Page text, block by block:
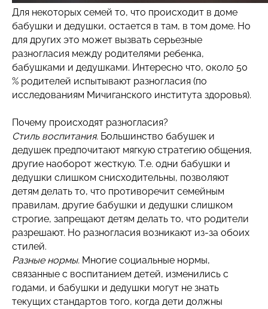
Для некоторых семей то, что происходит в доме
бабушки и дедушки, остается в там, в том доме. Но
для других это может вызвать серьезные
разногласия между родителями ребенка,
бабушками и дедушками. Интересно что, около 50
% родителей испытывают разногласия (по
исследованиям Мичиганского института здоровья).
Почему происходят разногласия?
Стиль воспитания. Большинство бабушек и
дедушек предпочитают мягкую стратегию общения,
другие наоборот жесткую. Т.е. одни бабушки и
дедушки слишком снисходительны, позволяют
детям делать то, что противоречит семейным
правилам, другие бабушки и дедушки слишком
строгие, запрещают детям делать то, что родители
разрешают. Но разногласия возникают из-за обоих
стилей.
Разные нормы. Многие социальные нормы,
связанные с воспитанием детей, изменились с
годами, и бабушки и дедушки могут не знать
текущих стандартов того, когда дети должны